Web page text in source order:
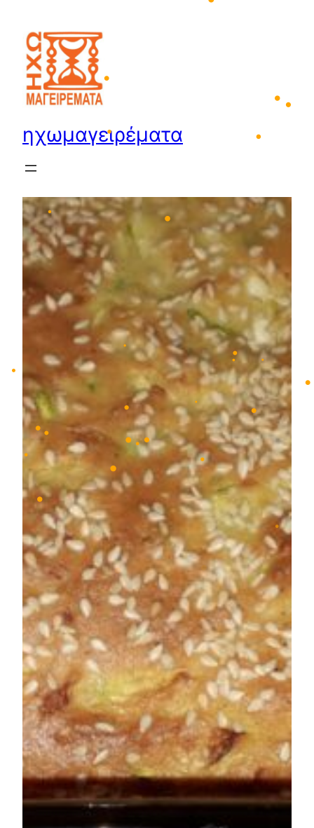
•
•
•
•
•
•
• •
•
•
•
•
•
•
•
•
περιεχόμενο
ηχωμαγειρέματα